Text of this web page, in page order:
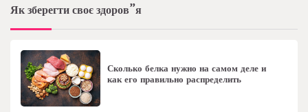
Як зберегти своє здоров”я
Сколько белка нужно на самом деле и
как его правильно распределить